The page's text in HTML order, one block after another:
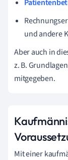
und andere
Aber auch in
z. B.
mitgegeben.
Mit einer